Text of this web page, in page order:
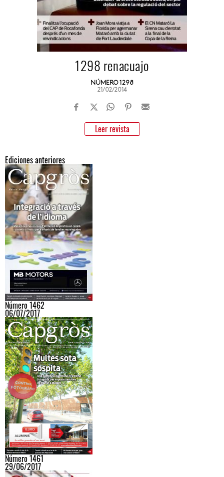
1298 renacuajo
NÚMERO 1298
21/02/2014
Leer revista
Ediciones anteriores
Número 1462
06/07/2017
Número 1461
29/06/2017